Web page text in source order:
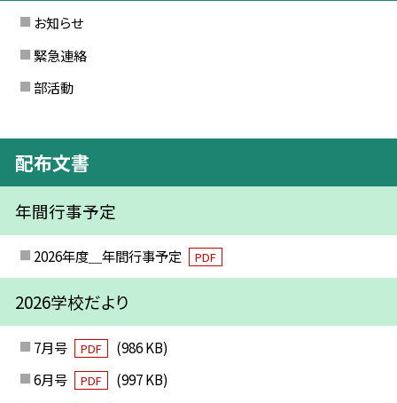
お知らせ
緊急連絡
部活動
配布文書
年間行事予定
2026年度＿年間行事予定 PDF
2026学校だより
7月号 PDF
(986 KB)
6月号
PDF
(997 KB)